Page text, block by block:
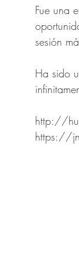
Fue una
sesión
Ha sido
http://
https://